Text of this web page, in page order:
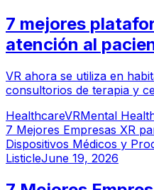
7 mejores
atención al
VR ahora se utiliza en
consultorios de terapia y
experiencia del paciente y
salud mental basadas en
HealthcareVRMental
7 Mejores Empresas XR
Dispositivos Médicos y
ListicleJune 19, 2026